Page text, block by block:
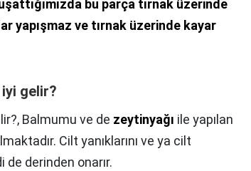
bu parça tırnak üzerinde
yapışmaz ve tırnak üzerinde kayar
iyi gelir?
Balmumu ve de zeytinyağı ile yapılan
Cilt yanıklarını ve ya cilt
de derinden onarır.